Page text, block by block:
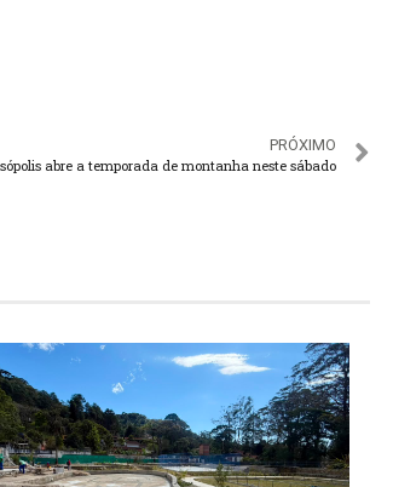
PRÓXIMO
abre a temporada de montanha neste sábado